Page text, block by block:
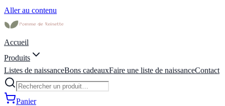
Aller au contenu
Accueil
Produits
Listes de naissanceBons cadeauxFaire une liste de naissanceContact
Panier